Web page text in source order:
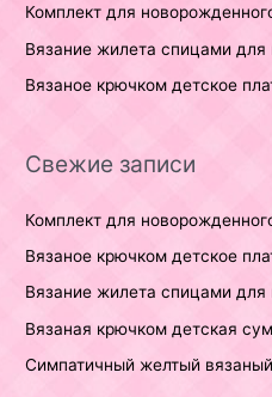
Комплект для
Вязание жилета спицами
Вязаное крючком детское
Свежие записи
Комплект для
Вязаное крючком детское
Вязание жилета спицами
Вязаная крючком детская
Симпатичный желтый